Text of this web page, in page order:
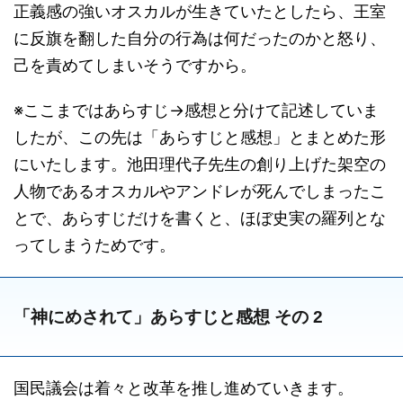
正義感の強いオスカルが生きていたとしたら、王室
に反旗を翻した自分の行為は何だったのかと怒り、
己を責めてしまいそうですから。
※ここまではあらすじ→感想と分けて記述していま
したが、この先は「あらすじと感想」とまとめた形
にいたします。池田理代子先生の創り上げた架空の
人物であるオスカルやアンドレが死んでしまったこ
とで、あらすじだけを書くと、ほぼ史実の羅列とな
ってしまうためです。
「神にめされて」あらすじと感想 その 2
国民議会は着々と改革を推し進めていきます。